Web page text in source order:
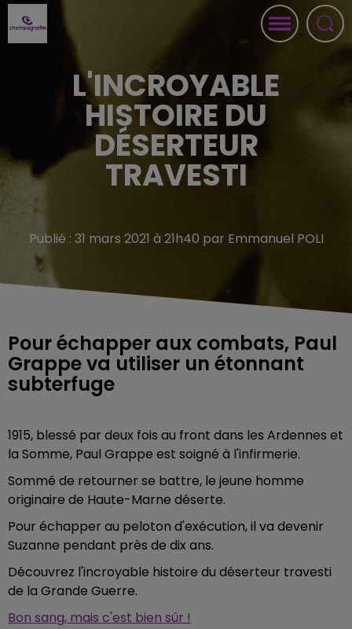
L'INCROYABLE
HISTOIRE DU
DÉSERTEUR
TRAVESTI
Publié : 31 mars 2021 à 21h40 par Emmanuel POLI
Pour échapper aux combats, Paul
Grappe va utiliser un étonnant
subterfuge
1915, blessé par deux fois au front dans les Ardennes et
la Somme, Paul Grappe est soigné à l'infirmerie.
Sommé de retourner se battre, le jeune homme
originaire de Haute-Marne déserte.
Pour échapper au peloton d'exécution, il va devenir
Suzanne pendant près de dix ans.
Découvrez l'incroyable histoire du déserteur travesti
de la Grande Guerre.
Bon sang, mais c'est bien sûr !